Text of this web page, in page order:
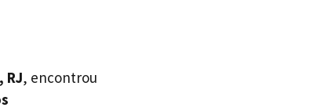
RJ, encontrou